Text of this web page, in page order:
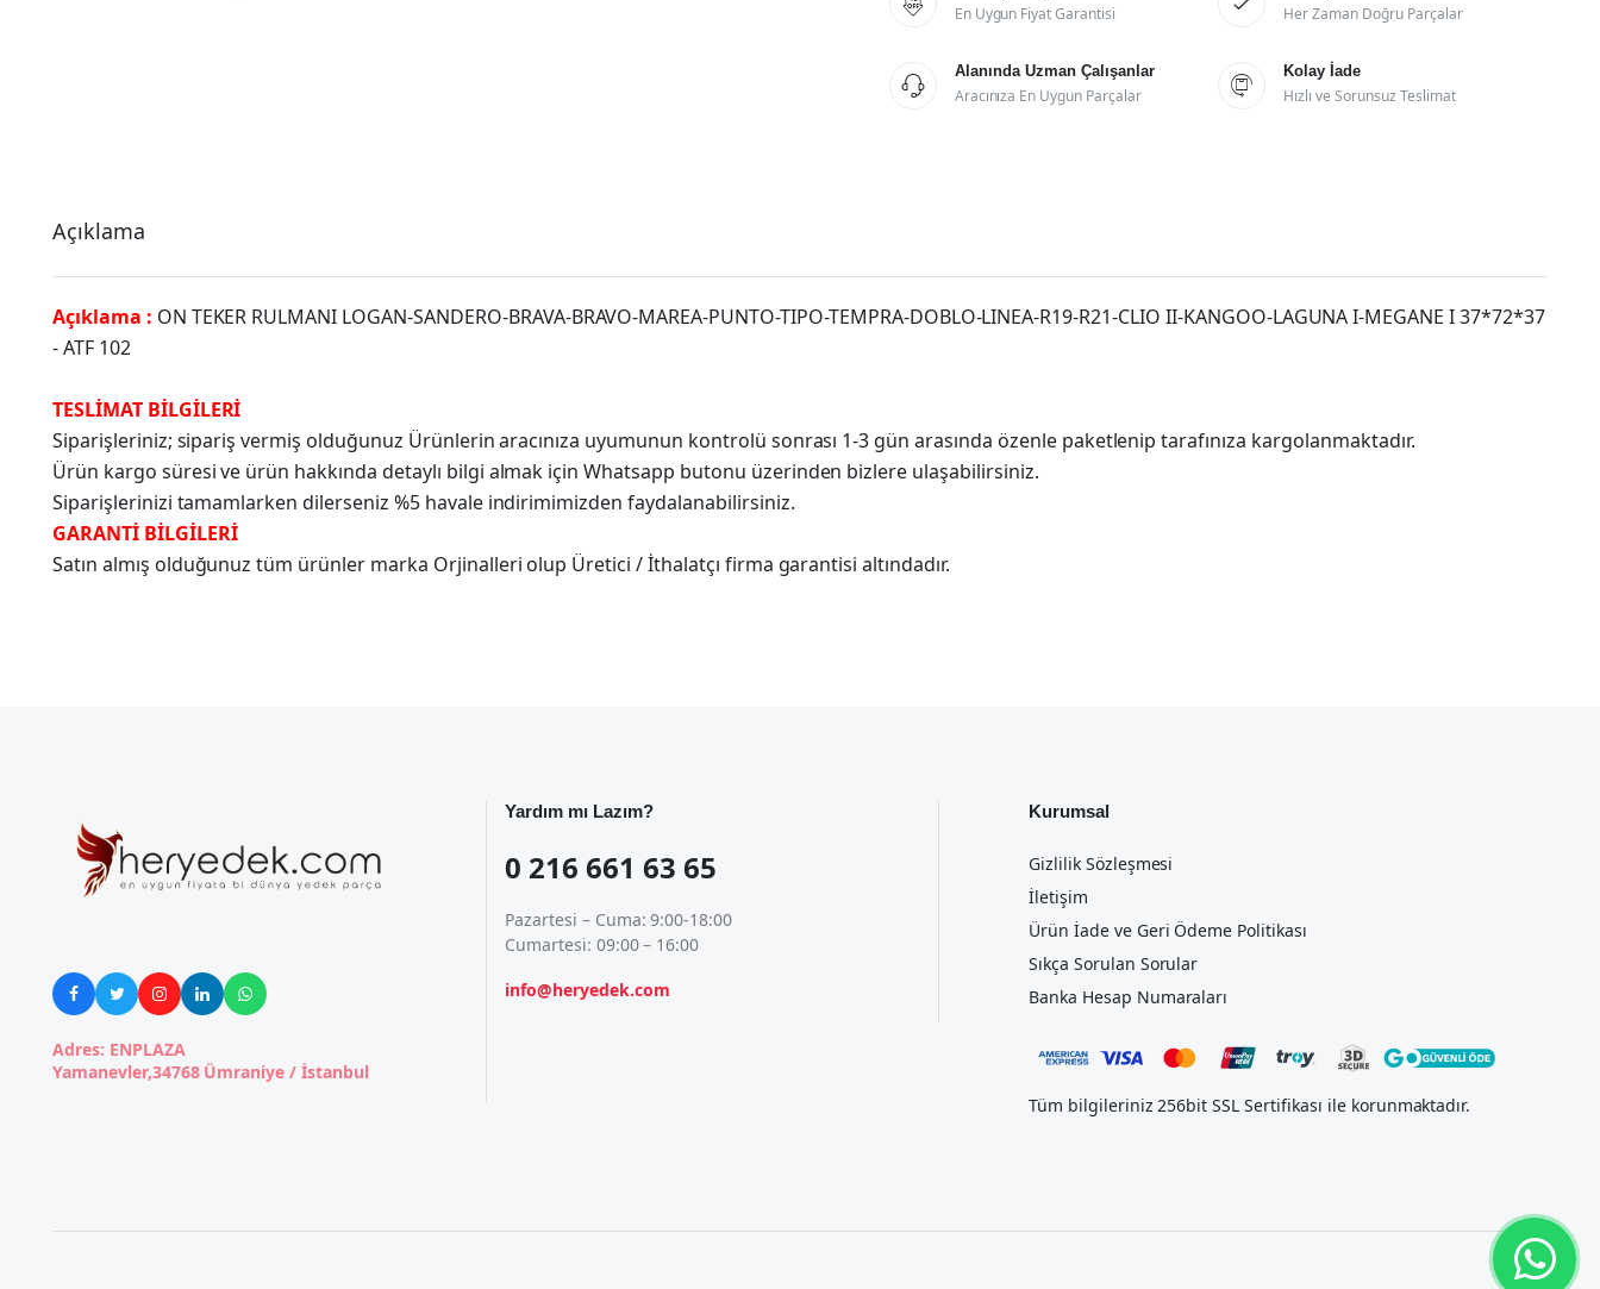
En Uygun Fiyat Garantisi Her Zaman Doğru Parçalar

Alanında Uzman Çalışanlar
Aracınıza En Uygun Parçalar 
Kolay İade
Hızlı ve Sorunsuz Teslimat
Açıklama
Açıklama : ON TEKER RULMANI LOGAN-SANDERO-BRAVA-BRAVO-MAREA-PUNTO-TIPO-TEMPRA-DOBLO-LINEA-R19-R21-CLIO II-KANGOO-LAGUNA I-MEGANE I 37*72*37
- ATF 102
TESLİMAT BİLGİLERİ
Siparişleriniz; sipariş vermiş olduğunuz Ürünlerin aracınıza uyumunun kontrolü sonrası 1-3 gün arasında özenle paketlenip tarafınıza kargolanmaktadır.
Ürün kargo süresi ve ürün hakkında detaylı bilgi almak için Whatsapp butonu üzerinden bizlere ulaşabilirsiniz.
Siparişlerinizi tamamlarken dilerseniz %5 havale indirimimizden faydalanabilirsiniz.
GARANTİ BİLGİLERİ
Satın almış olduğunuz tüm ürünler marka Orjinalleri olup Üretici / İthalatçı firma garantisi altındadır.
    
Adres: ENPLAZA
Yamanevler,34768 Ümraniye / İstanbul
Yardım mı Lazım?
0 216 661 63 65
Pazartesi – Cuma: 9:00-18:00
Cumartesi: 09:00 – 16:00
info@heryedek.com
Kurumsal
Gizlilik Sözleşmesi
İletişim
Ürün İade ve Geri Ödeme Politikası
Sıkça Sorulan Sorular
Banka Hesap Numaraları
Tüm bilgileriniz 256bit SSL Sertifikası ile korunmaktadır.